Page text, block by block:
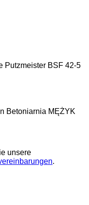
Putzmeister BSF 42-5
Betoniarnia MĘŻYK
unsere
.